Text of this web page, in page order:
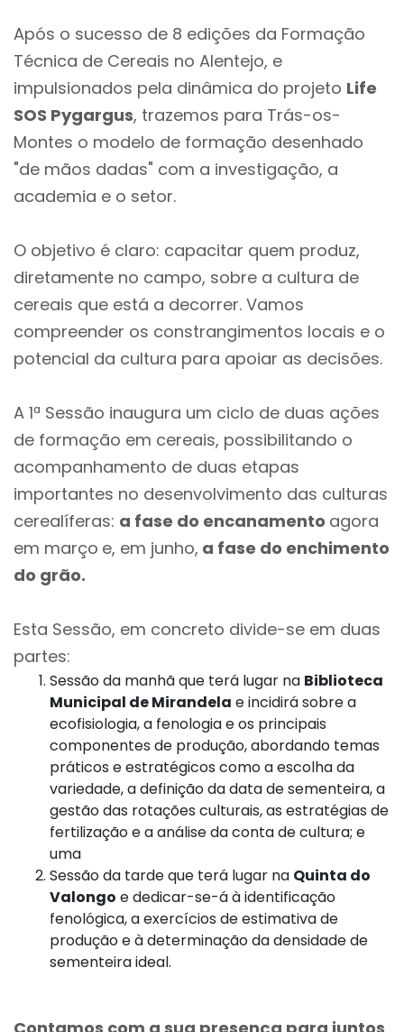
Após o sucesso de 8 edições da Formação
Técnica de Cereais no Alentejo, e
impulsionados pela dinâmica do projeto Life
SOS Pygargus, trazemos para Trás-os-
Montes o modelo de formação desenhado
"de mãos dadas" com a investigação, a
academia e o setor.
O objetivo é claro: capacitar quem produz,
diretamente no campo, sobre a cultura de
cereais que está a decorrer. Vamos
compreender os constrangimentos locais e o
potencial da cultura para apoiar as decisões.
A 1ª Sessão inaugura um ciclo de duas ações
de formação em cereais, possibilitando o
acompanhamento de duas etapas
importantes no desenvolvimento das culturas
cerealíferas: a fase do encanamento agora
em março e, em junho, a fase do enchimento
do grão.
Esta Sessão, em concreto divide-se em duas
partes:
Sessão da manhã que terá lugar na Biblioteca
Municipal de Mirandela e incidirá sobre a
ecofisiologia, a fenologia e os principais
componentes de produção, abordando temas
práticos e estratégicos como a escolha da
variedade, a definição da data de sementeira, a
gestão das rotações culturais, as estratégias de
fertilização e a análise da conta de cultura; e
uma
Sessão da tarde que terá lugar na Quinta do
Valongo e dedicar-se-á à identificação
fenológica, a exercícios de estimativa de
produção e à determinação da densidade de
sementeira ideal.